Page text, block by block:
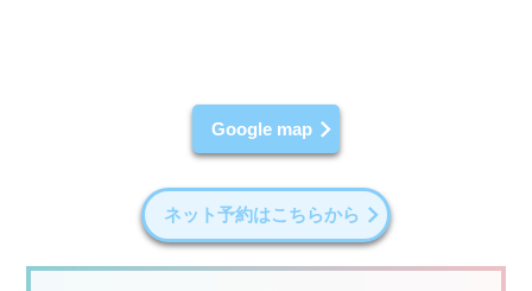
Google map
ネット予約はこちらから